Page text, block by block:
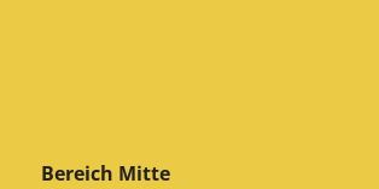
Bereich Mitte